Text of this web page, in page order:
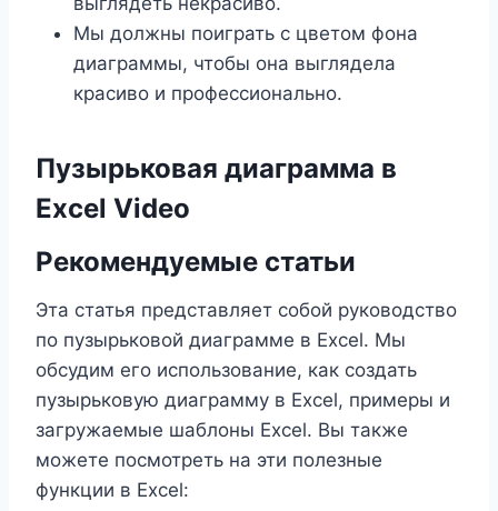
Мы должны поиграть с цветом фона
диаграммы, чтобы она выглядела
красиво и профессионально.
Пузырьковая диаграмма в
Excel Video
Рекомендуемые статьи
Эта статья представляет собой руководство
по пузырьковой диаграмме в Excel. Мы
обсудим его использование, как создать
пузырьковую диаграмму в Excel, примеры и
загружаемые шаблоны Excel. Вы также
можете посмотреть на эти полезные
функции в Excel: